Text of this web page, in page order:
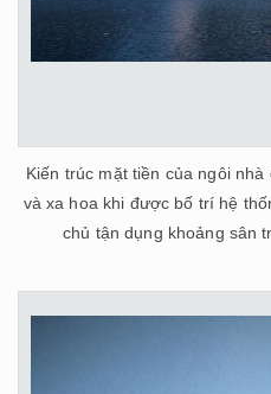
Kiến trúc mặt tiền của ngôi
và xa hoa khi được bố trí hệ
chủ tận dụng khoảng sân